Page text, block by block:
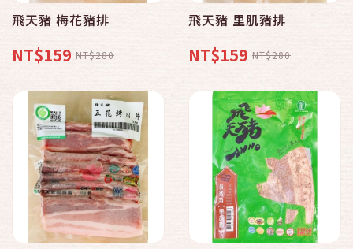
飛天豬 梅花豬排
NT$159 NT$280
飛天豬 里肌豬排
NT$159 NT$280